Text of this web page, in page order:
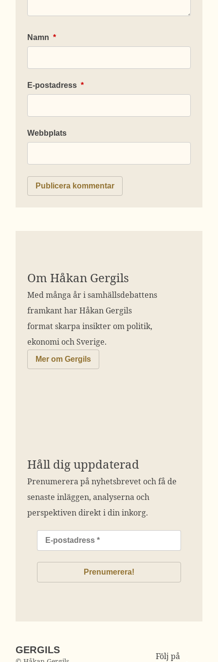
Namn *
E-postadress *
Webbplats
Om Håkan Gergils
Med många år i samhällsdebattens
framkant har Håkan Gergils
format skarpa insikter om politik,
ekonomi och Sverige.
Mer om Gergils
Håll dig uppdaterad
Prenumerera på nyhetsbrevet och få de
senaste inläggen, analyserna och
perspektiven direkt i din inkorg.
GERGILS
Följ på